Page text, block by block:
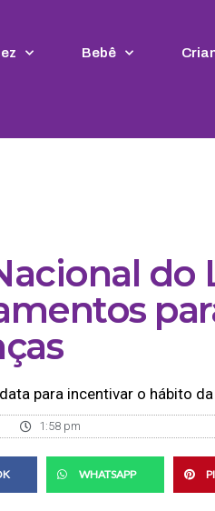
Bebê
do
para incentivar o hábito
1:58 pm
WHATSAPP